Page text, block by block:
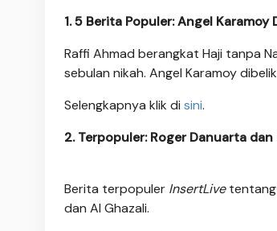
1. 5 Berita Populer: Angel
Raffi Ahmad berangkat Haji tanpa
sebulan nikah. Angel Karamoy
Selengkapnya klik di sini.
2. Terpopuler: Roger Danuarta
Berita terpopuler InsertLivetentang
dan Al Ghazali.